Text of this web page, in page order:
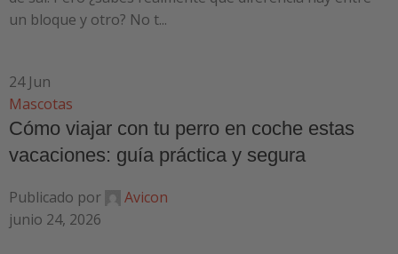
un bloque y otro? No t...
24 Jun
Mascotas
Cómo viajar con tu perro en coche estas
vacaciones: guía práctica y segura
Publicado por
Avicon
junio 24, 2026